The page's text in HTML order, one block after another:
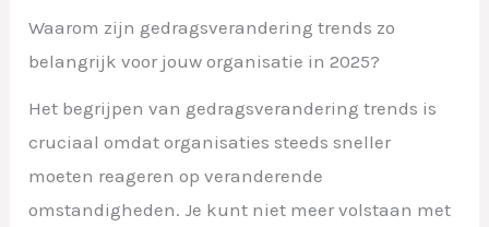
Waarom zijn gedragsverandering trends zo
belangrijk voor jouw organisatie in 2025?
Het begrijpen van gedragsverandering trends is
cruciaal omdat organisaties steeds sneller
moeten reageren op veranderende
omstandigheden. Je kunt niet meer volstaan met